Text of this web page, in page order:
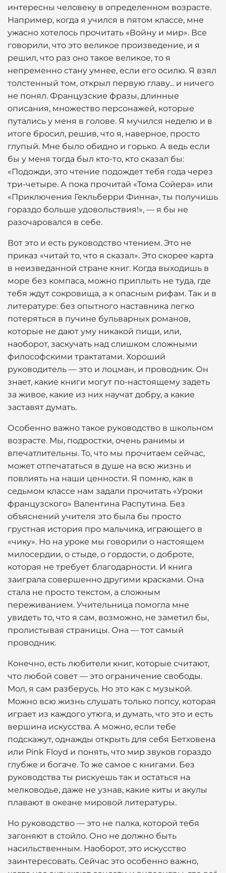
интересны человеку в определенном возрасте.
Например, когда я учился в пятом классе, мне
ужасно хотелось прочитать «Войну и мир». Все
говорили, что это великое произведение, и я
решил, что раз оно такое великое, то я
непременно стану умнее, если его осилю. Я взял
толстенный том, открыл первую главу... и ничего
не понял. Французские фразы, длинные
описания, множество персонажей, которые
путались у меня в голове. Я мучился неделю и в
итоге бросил, решив, что я, наверное, просто
глупый. Мне было обидно и горько. А ведь если
бы у меня тогда был кто-то, кто сказал бы:
«Подожди, это чтение подождет тебя года через
три-четыре. А пока прочитай «Тома Сойера» или
«Приключения Гекльберри Финна», ты получишь
гораздо больше удовольствия!», — я бы не
разочаровался в себе.
Вот это и есть руководство чтением. Это не
приказ «читай то, что я сказал». Это скорее карта
в неизведанной стране книг. Когда выходишь в
море без компаса, можно приплыть не туда, где
тебя ждут сокровища, а к опасным рифам. Так и в
литературе: без опытного наставника легко
потеряться в пучине бульварных романов,
которые не дают уму никакой пищи, или,
наоборот, заскучать над слишком сложными
философскими трактатами. Хороший
руководитель — это и лоцман, и проводник. Он
знает, какие книги могут по-настоящему задеть
за живое, какие из них научат добру, а какие
заставят думать.
Особенно важно такое руководство в школьном
возрасте. Мы, подростки, очень ранимы и
впечатлительны. То, что мы прочитаем сейчас,
может отпечататься в душе на всю жизнь и
повлиять на наши ценности. Я помню, как в
седьмом классе нам задали прочитать «Уроки
французского» Валентина Распутина. Без
объяснений учителя это была бы просто
грустная история про мальчика, играющего в
«чику». Но на уроке мы говорили о настоящем
милосердии, о стыде, о гордости, о доброте,
которая не требует благодарности. И книга
заиграла совершенно другими красками. Она
стала не просто текстом, а сложным
переживанием. Учительница помогла мне
увидеть то, что я сам, возможно, не заметил бы,
пролистывая страницы. Она — тот самый
проводник.
Конечно, есть любители книг, которые считают,
что любой совет — это ограничение свободы.
Мол, я сам разберусь. Но это как с музыкой.
Можно всю жизнь слушать только попсу, которая
играет из каждого утюга, и думать, что это и есть
вершина искусства. А можно, если тебе
подскажут, однажды открыть для себя Бетховена
или Pink Floyd и понять, что мир звуков гораздо
глубже и богаче. То же самое с книгами. Без
руководства ты рискуешь так и остаться на
мелководье, даже не узнав, какие киты и акулы
плавают в океане мировой литературы.
Но руководство — это не палка, которой тебя
загоняют в стойло. Оно не должно быть
насильственным. Наоборот, это искусство
заинтересовать. Сейчас это особенно важно,